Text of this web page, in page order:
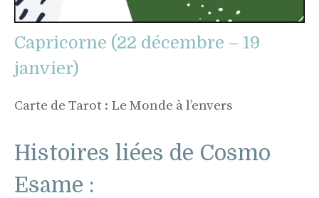
Capricorne (22 décembre – 19
janvier)
Carte de Tarot : Le Monde à l’envers
Histoires liées de Cosmo
Esame :